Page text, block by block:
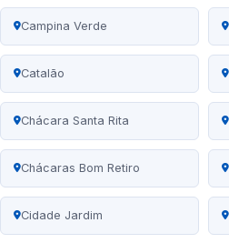
Campina Verde
Catalão
Chácara Santa Rita
Chácaras Bom Retiro
Cidade Jardim